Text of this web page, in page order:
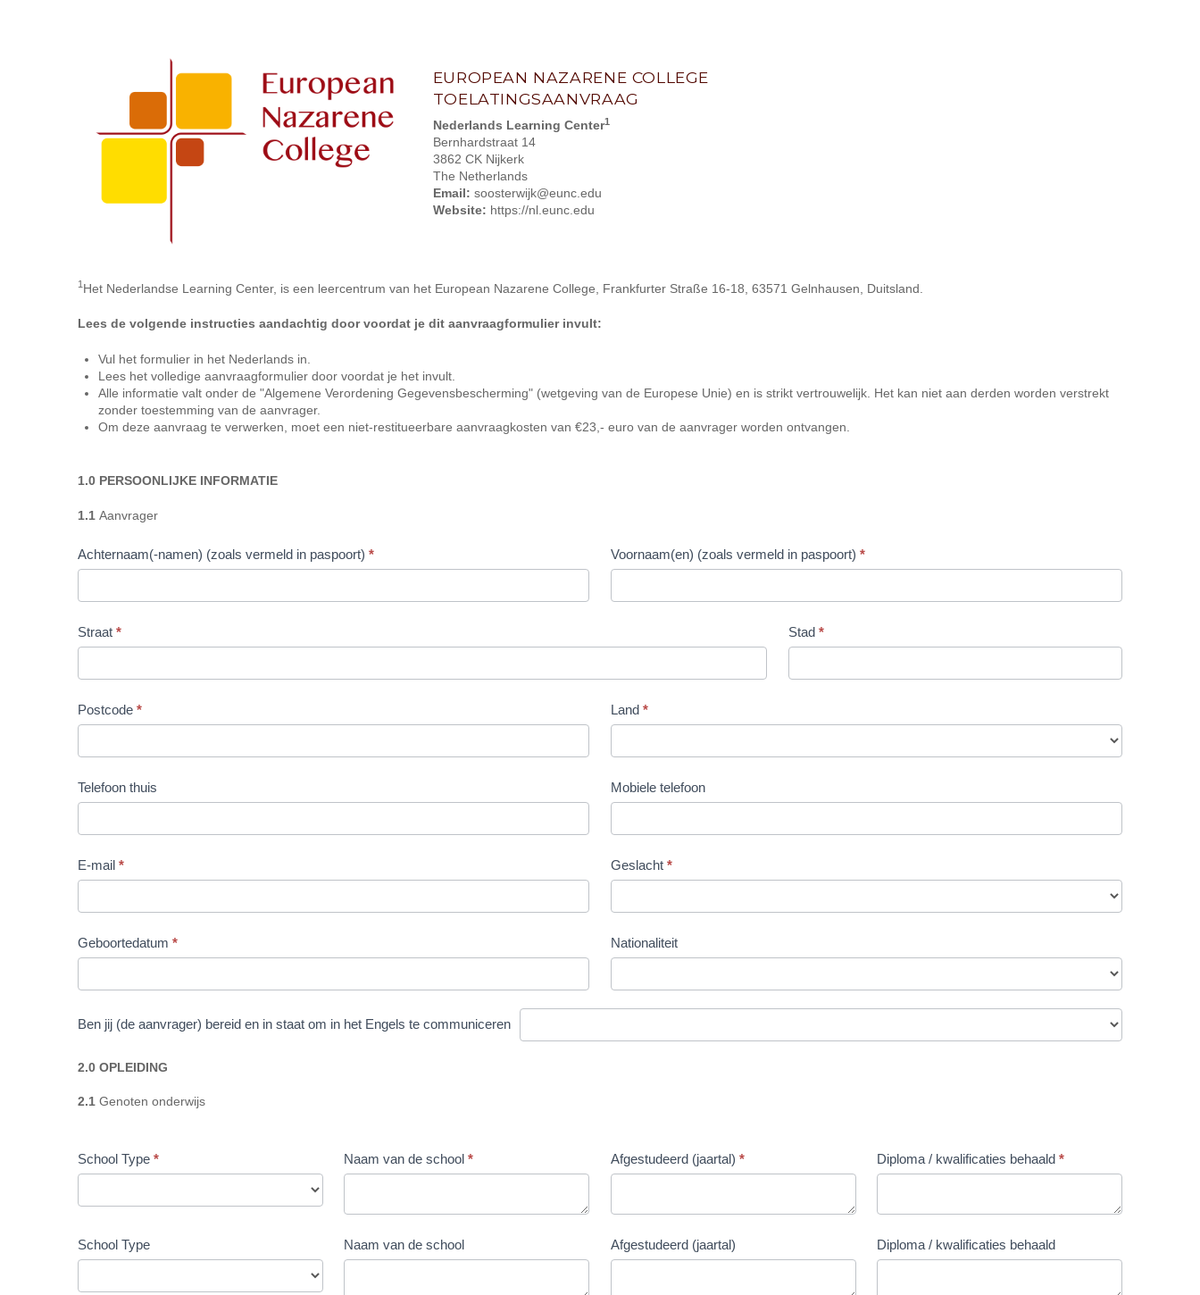
Netherlands
EUROPEAN NAZARENE COLLEGE
TOELATINGSAANVRAAG
Nederlands Learning Center1
Bernhardstraat 14
3862 CK Nijkerk
The Netherlands
Email: soosterwijk@eunc.edu
Website: https://nl.eunc.edu
1 Het Nederlandse Learning Center, is een leercentrum van het European Nazarene College, Frankfurter Straße 16-18, 63571 Gelnhausen, Duitsland.
Lees de volgende instructies aandachtig door voordat je dit aanvraagformulier invult:
Vul het formulier in het Nederlands in.
Lees het volledige aanvraagformulier door voordat je het invult.
Alle informatie valt onder de "Algemene Verordening Gegevensbescherming" (wetgeving van de Europese Unie) en is strikt vertrouwelijk. Het kan niet aan derden worden verstrekt
zonder toestemming van de aanvrager.
Om deze aanvraag te verwerken, moet een niet-restitueerbare aanvraagkosten van €23,- euro van de aanvrager worden ontvangen.
1.0 PERSOONLIJKE INFORMATIE
1.1 Aanvrager
Achternaam(-namen) (zoals vermeld in paspoort) * Voornaam(en) (zoals vermeld in paspoort) *
Straat * Stad *
Postcode * Land *
Telefoon thuis
Mobiele telefoon
E-mail * Geslacht *
Geboortedatum * Nationaliteit
Ben jij (de aanvrager) bereid en in staat om in het Engels te communiceren
2.0 OPLEIDING
2.1 Genoten onderwijs
School Type * Naam van de school* Afgestudeerd (jaartal) * Diploma / kwalificaties behaald *
School Type Naam van de school Afgestudeerd (jaartal) Diploma / kwalificaties behaald